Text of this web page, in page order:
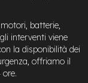
batterie,
interventi viene
la disponibilità dei
offriamo il